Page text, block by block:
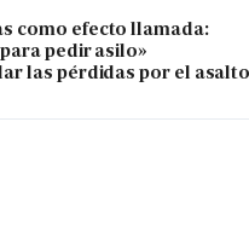
como efecto llamada:
pedir asilo»
las pérdidas por el